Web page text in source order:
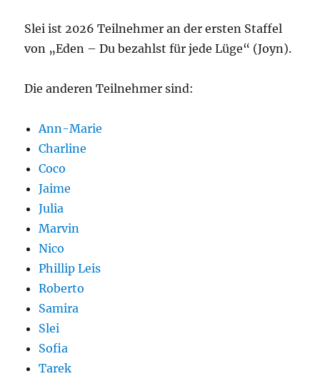
Slei ist 2026 Teilnehmer an der ersten Staffel
von „Eden – Du bezahlst für jede Lüge“ (Joyn).
Die anderen Teilnehmer sind:
Ann-Marie
Charline
Coco
Jaime
Julia
Marvin
Nico
Phillip Leis
Roberto
Samira
Slei
Sofia
Tarek